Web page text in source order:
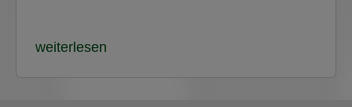
weiterlesen